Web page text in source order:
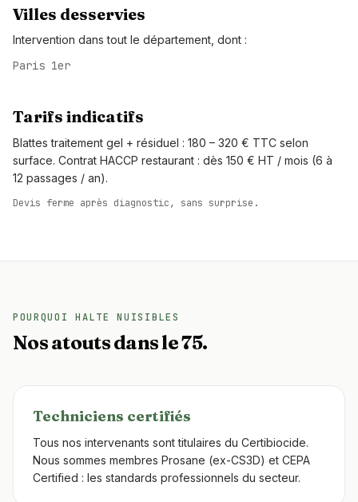
Villes desservies
Intervention dans tout le département, dont :
Paris 1er
Tarifs indicatifs
Blattes traitement gel + résiduel : 180 – 320 € TTC selon
surface. Contrat HACCP restaurant : dès 150 € HT / mois (6 à
12 passages / an).
Devis ferme après diagnostic, sans surprise.
POURQUOI HALTE NUISIBLES
Nos atouts dans le 75.
Techniciens certifiés
Tous nos intervenants sont titulaires du Certibiocide.
Nous sommes membres Prosane (ex-CS3D) et CEPA
Certified : les standards professionnels du secteur.